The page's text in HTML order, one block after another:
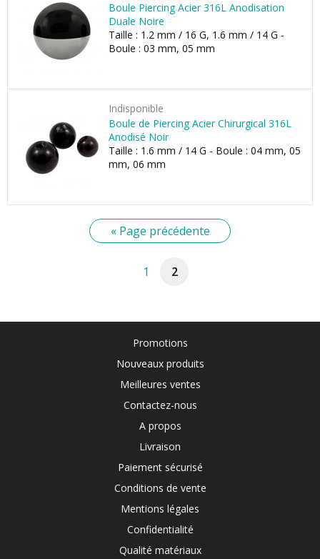
Boule Piercing Acier 316L Anodisation
Duale Noire
Taille : 1.2 mm / 16 G, 1.6 mm / 14 G -
Boule : 03 mm, 05 mm
Indisponible
Boule de Piercing Acier Chirurgical 316L
Anodisé Noir
Taille : 1.6 mm / 14 G - Boule : 04 mm, 05
mm, 06 mm
« Page précédente
1 2
Promotions
Nouveaux produits
Meilleures ventes
Contactez-nous
A propos
Livraison
Paiement sécurisé
Conditions de vente
Mentions légales
Confidentialité
Qualité matériaux